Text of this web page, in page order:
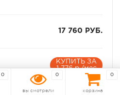
17 760 РУБ.
КУПИТЬ ЗА
1 776 р./мес
0 0
вы смотрели
0
корзина